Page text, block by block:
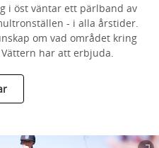
i öst väntar ett pärlband av
- i alla årstider.
om vad området kring
har att erbjuda.